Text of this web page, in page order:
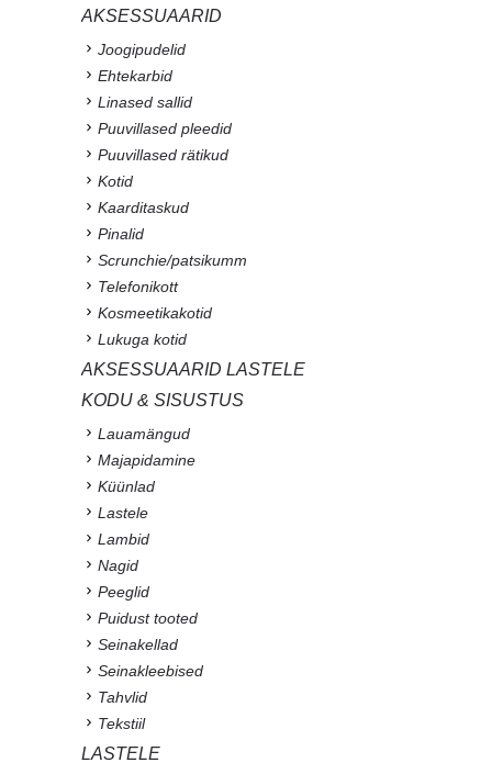
AKSESSUAARID
Joogipudelid
Ehtekarbid
Linased sallid
Puuvillased pleedid
Puuvillased rätikud
Kotid
Kaarditaskud
Pinalid
Scrunchie/patsikumm
Telefonikott
Kosmeetikakotid
Lukuga kotid
AKSESSUAARID LASTELE
KODU & SISUSTUS
Lauamängud
Majapidamine
Küünlad
Lastele
Lambid
Nagid
Peeglid
Puidust tooted
Seinakellad
Seinakleebised
Tahvlid
Tekstiil
LASTELE